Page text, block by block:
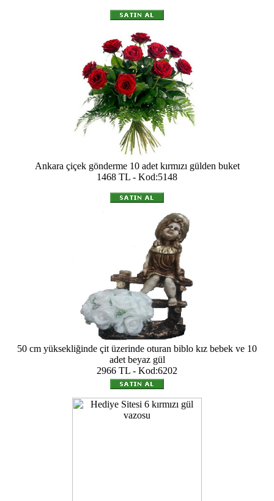
Ankara çiçek gönderme 10 adet kırmızı gülden buket
1468 TL - Kod:5148
50 cm yüksekliğinde çit üzerinde oturan biblo kız bebek ve 10
adet beyaz gül
2966 TL - Kod:6202